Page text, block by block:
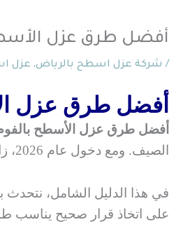
أفضل طرق عزل الأسطح بالفوم في الرياض
/ شركة عزل اسطح بالرياض, عزل
أفضل طرق عزل الأسطح
أفضل طرق عزل الأسطح
الصيف. ومع دخول عام 2026، زادت الحاجة إلى حلول عزل عملية تحمي المباني من الحرارة وتقلل استهلاك الكهرباء دون تعقيد أو تكاليف مبالغ فيها.
في هذا الدليل الشامل،
على اتخاذ قرار صحيح يناسب